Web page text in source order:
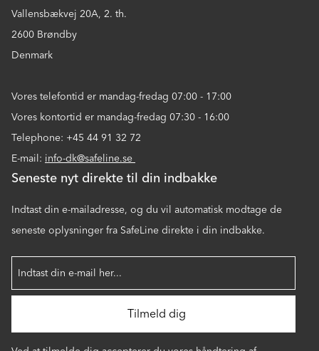
Vallensbækvej 20A, 2. th.
2600 Brøndby
Denmark
Vores telefontid er mandag-fredag 07:00 - 17:00
Vores kontortid er mandag-fredag 07:30 - 16:00
Telephone: +45 44 91 32 72
E-mail: info-dk@safeline.se
Seneste nyt direkte til din indbakke
Indtast din e-mailadresse, og du vil automatisk modtage de
seneste oplysninger fra SafeLine direkte i din indbakke.